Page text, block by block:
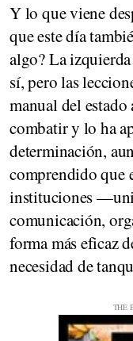
Y lo que viene
que este día
algo? La
sí, pero las
manual del
combatir y lo ha
determinación,
comprendido que
instituciones
comunicación,
forma más eficaz
necesidad de